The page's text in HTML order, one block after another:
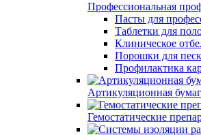
Профессиональная
Пасты для
Таблетки для
Клиническое
Порошки для
Профилактика
Артикуляционная
Гемостатические